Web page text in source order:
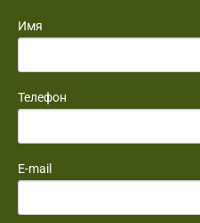
Имя
Телефон
E-mail